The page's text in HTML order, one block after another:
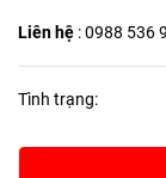
Liên hệ : 0988 536
Tình trạng: